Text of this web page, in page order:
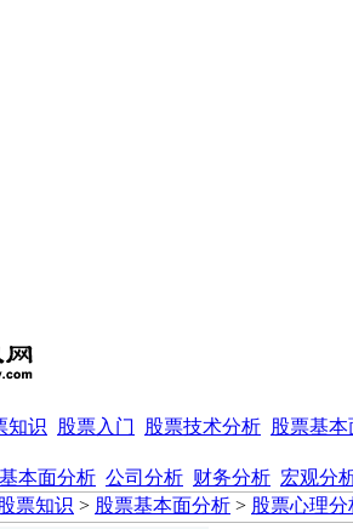
知识 股票入门 股票技术分析 股票基
本面分析 公司分析 财务分析 宏观分
股票知识 > 股票基本面分析 > 股票心理分